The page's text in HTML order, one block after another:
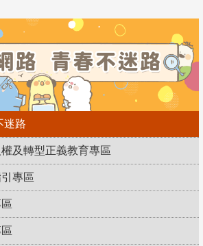
迷路
權及轉型正義教育專區
專區